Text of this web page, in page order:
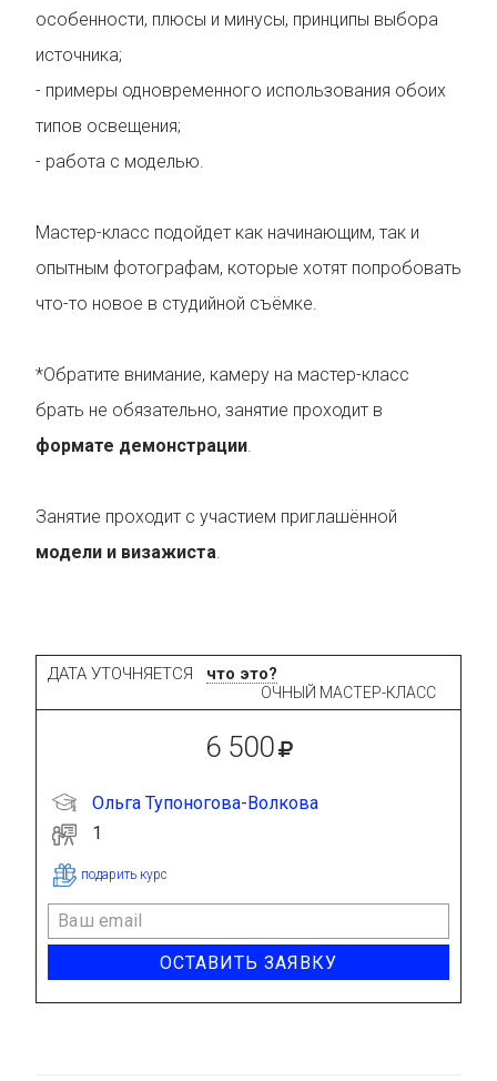
особенности, плюсы и минусы, принципы выбора
источника;
- примеры одновременного использования обоих
типов освещения;
- работа с моделью.
Мастер-класс подойдет как начинающим, так и
опытным фотографам, которые хотят попробовать
что-то новое в студийной съёмке.
*Обратите внимание, камеру на мастер-класс
брать не обязательно, занятие проходит в
формате демонстрации
Занятие проходит с участием приглашённой
модели и визажиста
ДАТА УТОЧНЯЕТСЯ что это?
ОЧНЫЙ МАСТЕР-КЛАСС
6 500
Ольга Тупоногова-Волкова
1
подарить курс
ОСТАВИТЬ ЗАЯВКУ